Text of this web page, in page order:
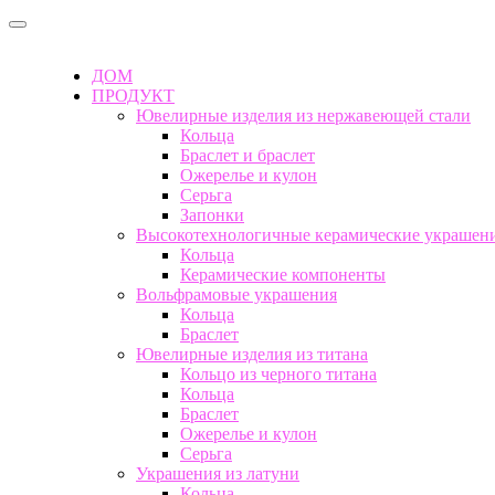
ДОМ
ПРОДУКТ
Ювелирные изделия из нержавеющей стали
Кольца
Браслет и браслет
Ожерелье и кулон
Серьга
Запонки
Высокотехнологичные керамические
Кольца
Керамические компоненты
Вольфрамовые украшения
Кольца
Браслет
Ювелирные изделия из титана
Кольцо из черного титана
Кольца
Браслет
Ожерелье и кулон
Серьга
Украшения из латуни